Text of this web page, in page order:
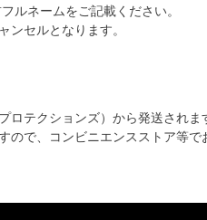
ルネームをご記載ください。
ンセルとなります。
ロテクションズ）から発送されま
ので、コンビニエンスストア等で